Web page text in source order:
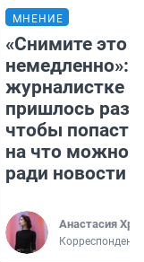
МНЕНИЕ
«Снимите это
немедленно»:
журналистке
пришлось
чтобы попасть
на что можно
ради новости
Анастасия
Корреспондент